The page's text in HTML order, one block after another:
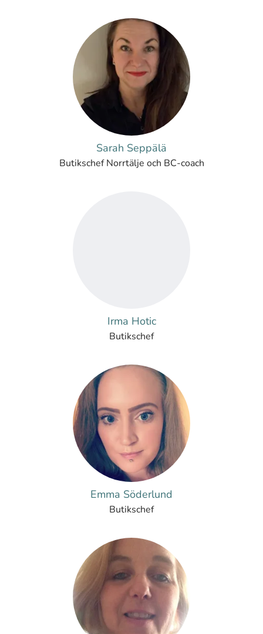
Sarah Seppälä
Butikschef Norrtälje och BC-coach
Irma Hotic
Butikschef
Emma Söderlund
Butikschef